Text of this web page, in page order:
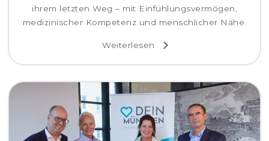
ihrem letzten Weg – mit Einfühlungsvermögen,
medizinischer Kompetenz und menschlicher Nähe.
Weiterlesen